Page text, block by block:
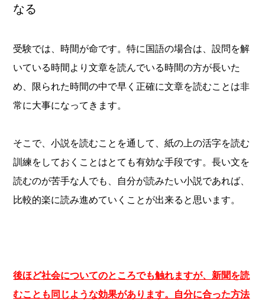
なる
受験では、時間が命です。特に国語の場合は、設問を解
いている時間より文章を読んでいる時間の方が長いた
め、限られた時間の中で早く正確に文章を読むことは非
常に大事になってきます。
そこで、小説を読むことを通して、紙の上の活字を読む
訓練をしておくことはとても有効な手段です。長い文を
読むのが苦手な人でも、自分が読みたい小説であれば、
比較的楽に読み進めていくことが出来ると思います。
後ほど社会についてのところでも触れますが、新聞を読
むことも同じような効果があります。自分に合った方法